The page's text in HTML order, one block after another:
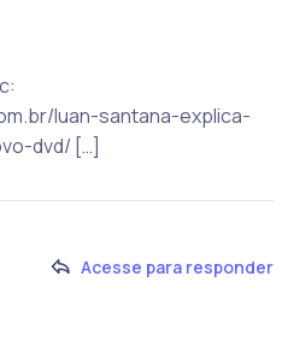
luan-santana-explica-
dvd/ […]
Acesse para responder